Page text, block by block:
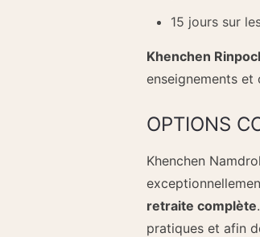
15 jours sur
Khenchen
enseignements et
OPTIONS
Khenchen
retraite complète
pratiques et afin